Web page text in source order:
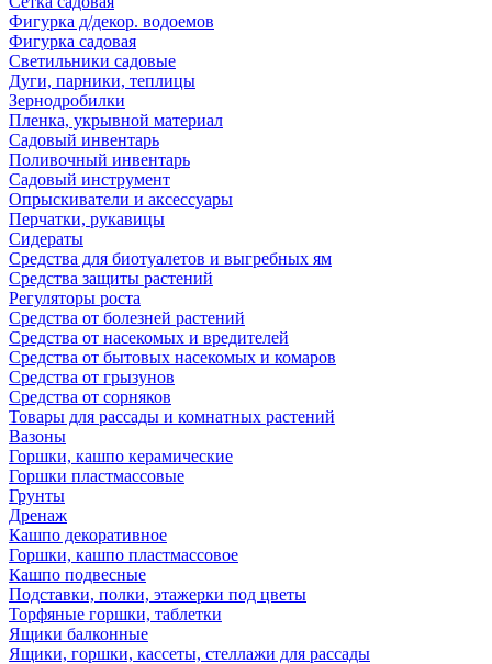
Фигурка д/декор. водоемов
Фигурка садовая
Светильники садовые
Дуги, парники, теплицы
Зернодробилки
Пленка, укрывной материал
Садовый инвентарь
Поливочный инвентарь
Садовый инструмент
Опрыскиватели и аксессуары
Перчатки, рукавицы
Сидераты
Средства для биотуалетов и выгребных ям
Средства защиты растений
Регуляторы роста
Средства от болезней растений
Средства от насекомых и вредителей
Средства от бытовых насекомых и комаров
Средства от грызунов
Средства от сорняков
Товары для рассады и комнатных растений
Вазоны
Горшки, кашпо керамические
Горшки пластмассовые
Грунты
Дренаж
Кашпо декоративное
Горшки, кашпо пластмассовое
Кашпо подвесные
Подставки, полки, этажерки под цветы
Торфяные горшки, таблетки
Ящики балконные
Ящики, горшки, кассеты, стеллажи для рассады